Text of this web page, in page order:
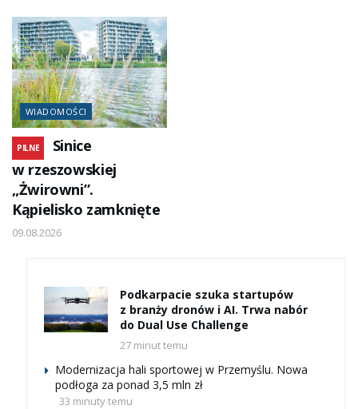
WIADOMOŚCI
PILNE
Sinice
w rzeszowskiej
„Żwirowni”.
Kąpielisko zamknięte
09.08.2026
Podkarpacie szuka startupów
z branży dronów i AI. Trwa nabór
do Dual Use Challenge
27 minut temu
Modernizacja hali sportowej w Przemyślu. Nowa
podłoga za ponad 3,5 mln zł
33 minuty temu